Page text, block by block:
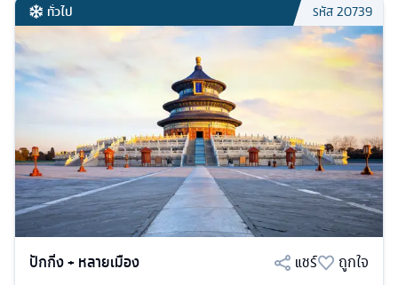
ทั่วไป รหัส20739
ปักกิ่ง + หลายเมือง แชร์
ถูกใจ